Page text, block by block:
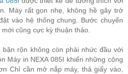
Máy rất gọn nhẹ, không hề gây trở
vào hệ thống chung. Bước chuyển
cũng cực kỳ thuận thảo.
rộn không còn phải nhức đầu với
Máy in NEXA 085I khiến những công
Chỉ cần mở nắp máy, thả giấy vào,